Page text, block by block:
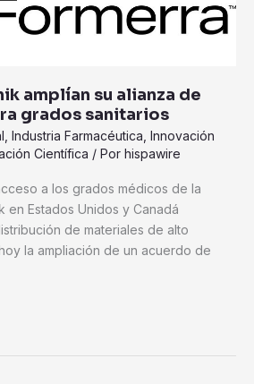
amplían su alianza de
grados sanitarios
Industria Farmacéutica Innovación
Científica / Por hispawire
a los grados médicos de la
en Estados Unidos y Canadá
de materiales de alto
la ampliación de un acuerdo de